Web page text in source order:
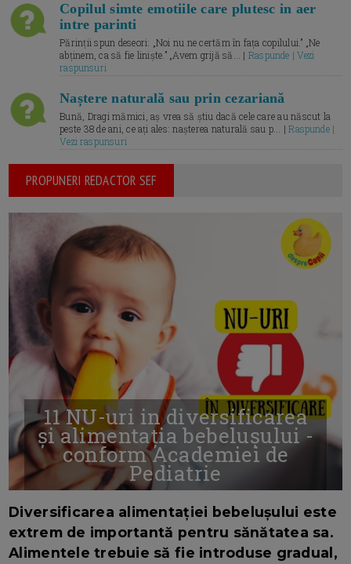
Copilul simte emotiile care plutesc in aer
intre parinti
Părinții spun deseori: „Noi nu ne certăm în fața copilului.” „Ne
abținem, ca să fie liniște.” „Avem grijă să... | Raspunde | Vezi
raspunsuri
Naștere naturală sau prin cezariană
Bună, Dragi mămici, aș vrea să știu dacă cele care au născut la
peste 38 de ani, ce ați ales: nașterea naturală sau p... |Raspunde |
Vezi raspunsuri
PROPUNERI REDACTOR SEF
11 NU-uri in diversificarea
și alimentația bebelușului -
conform Academiei de
Pediatrie
Diversificarea alimentației bebelușului este
extrem de importantă pentru sănătatea sa.
Alimentele trebuie să fie introduse gradual,